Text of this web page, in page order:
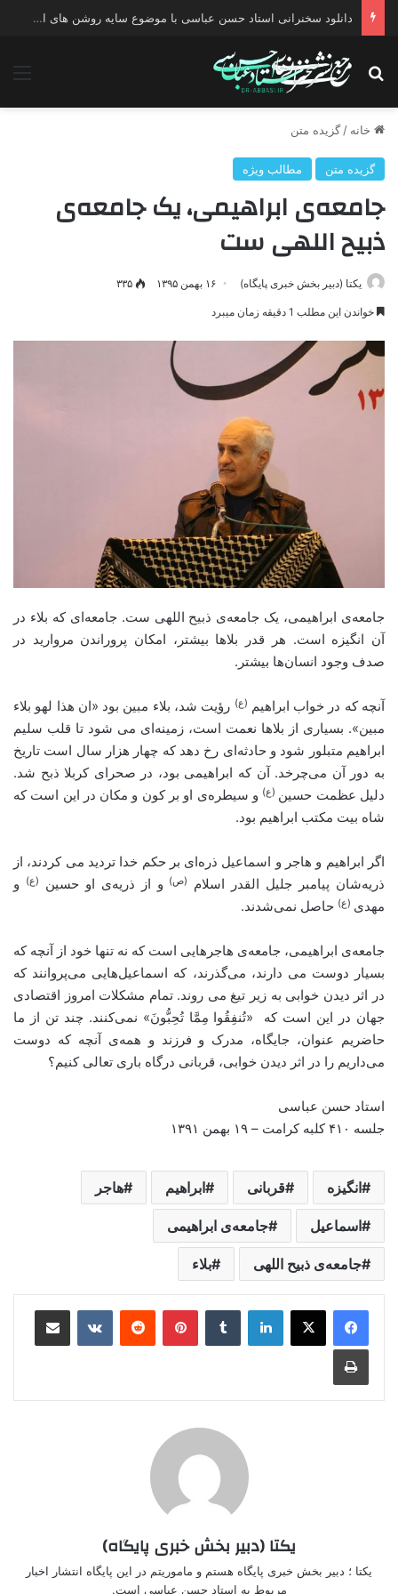
دانلود سخنرانی استاد حسن عباسی با موضوع چهار انتخاب ۱۴۰۰
جستجو برای
خانه / گزیده متن
گزیده متن مطالب ویژه
جامعه‌ی ابراهیمی، یک جامعه‌ی
ذبیح اللهی ست
یکتا (دبیر بخش خبری پایگاه) ۱۶ بهمن ۱۳۹۵ ۳۳۵
خواندن این مطلب 1 دقیقه زمان میبرد
جامعه‌ی ابراهیمی، یک جامعه‌ی ذبیح اللهی ست. جامعه‌ای که بلاء در
آن انگیزه است. هر قدر بلاها بیشتر، امکان پروراندن مروارید در
صدف وجود انسان‌ها بیشتر.
آنچه که در خواب ابراهیم (ع) رؤیت شد، بلاء مبین بود «ان هذا لهو بلاء
مبین». بسیاری از بلاها نعمت است، زمینه‌ای می شود تا قلب سلیم
ابراهیم متبلور شود و حادثه‌ای رخ دهد که چهار هزار سال است تاریخ
به دور آن می‌چرخد. آن که ابراهیمی بود، در صحرای کربلا ذبح شد.
دلیل عظمت حسین (ع) و سیطره‌ی او بر کون و مکان در این است که
شاه بیت مکتب ابراهیم بود.
اگر ابراهیم و هاجر و اسماعیل ذره‌ای بر حکم خدا تردید می کردند، از
ذریه‌شان پیامبر جلیل القدر اسلام
(ص) و از ذریه‌ی او حسین (ع)
و
مهدی (ع) حاصل نمی‌شدند.
جامعه‌ی ابراهیمی، جامعه‌ی هاجرهایی‌ است که نه تنها خود از آنچه که
بسیار دوست می دارند، می‌گذرند، که اسماعیل‌هایی می‌پروانند که
در اثر دیدن خوابی به زیر تیغ می روند. تمام مشکلات امروز اقتصادی
جهان در این است که «تُنفِقُوا مِمَّا تُحِبُّونَ» نمی‌کنند. چند تن از ما
حاضریم عنوان، جایگاه، مدرک و فرزند و همه‌ی آنچه که دوست
می‌داریم را در اثر دیدن خوابی، قربانی درگاه باری تعالی کنیم؟
استاد حسن عباسی
جلسه ۴۱۰ کلبه کرامت – ۱۹ بهمن ۱۳۹۱
انگیزه قربانی ابراهیم هاجر
اسماعیل جامعه‌ی ابراهیمی
جامعه‌ی ذبیح اللهی بلاء
لینکدین ‫تامبلر ‫پین‌ترست‫رددیت ‫VKontakteاشتراک گذاری از طریق ایمیل
چاپ
یکتا (دبیر بخش خبری پایگاه)
یکتا ؛ دبیر بخش خبری پایگاه هستم و ماموریتم در این پایگاه انتشار اخبار
مربوط به استاد حسن عباسی است.